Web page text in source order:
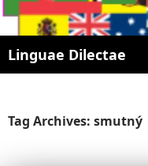
Linguae Dilectae
SKIP
Tag Archives: smutný